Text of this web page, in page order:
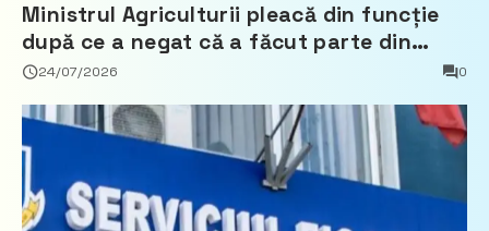
Ministrul Agriculturii pleacă din funcție
după ce a negat că a făcut parte din
Partidul Democrat
24/07/2026 0